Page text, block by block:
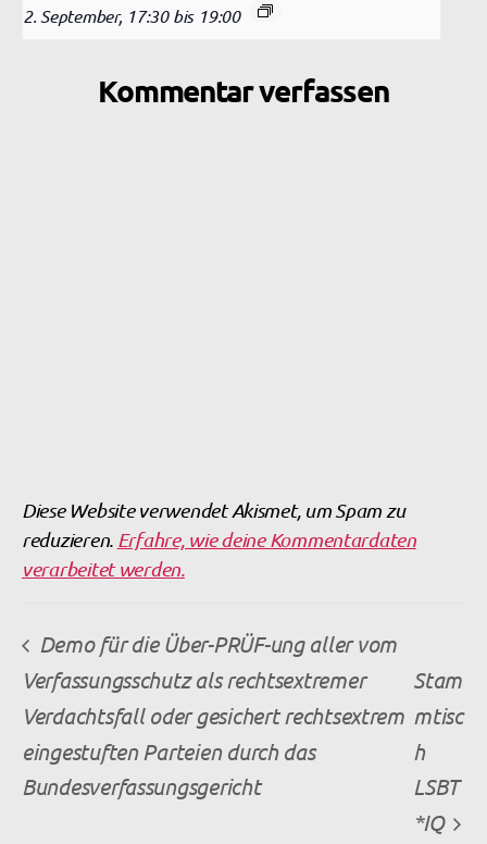
2. September, 17:30 bis 19:00
Kommentar verfassen
Diese Website verwendet Akismet, um Spam zu
reduzieren. Erfahre, wie deine Kommentardaten
verarbeitet werden.
Demo für die Über-PRÜF-ung aller vom
Verfassungsschutz als rechtsextremer
Verdachtsfall oder gesichert rechtsextrem
eingestuften Parteien durch das
Bundesverfassungsgericht
Stam
mtisc
h
LSBT
*IQ